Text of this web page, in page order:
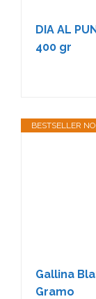
DIA AL
400 gr
BESTSELLER
Gallina
Gramo